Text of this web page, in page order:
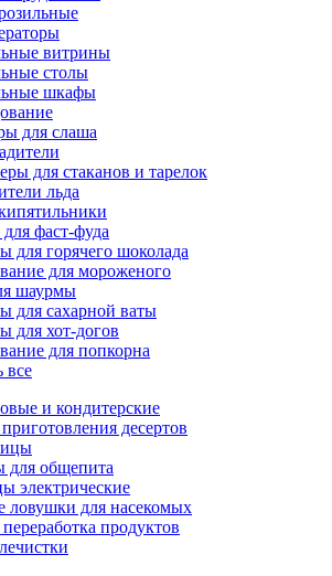
витрины
столы
шкафы
для слаша
для стаканов и тарелок
льда
фаст-фуда
для горячего шоколада
для мороженого
шаурмы
для сахарной ваты
для хот-догов
для попкорна
все
и кондитерские
десертов
для общепита
электрические
ловушки для насекомых
продуктов